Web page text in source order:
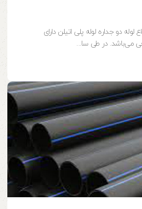
لوله دو جداره لوله پلی اتیلن دارای
می‌باشد. در طی سا...